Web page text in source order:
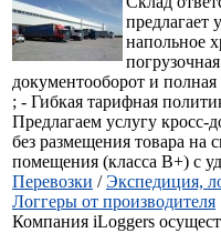
предлагает
напольное
документооборот и
; - Гибкая тарифная
Предлагаем услугу кросс-
без размещения товара на
помещения (класса В+) с
Перевозки /Экспедиция,
Логгеры от производителя
Компания iLoggers